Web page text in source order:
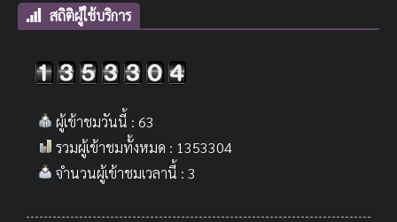
สถิติผู้ใช้บริการ
ผู้เข้าชมวันนี้ : 63
รวมผู้เข้าชมทั้งหมด : 1353304
จำนวนผู้เข้าชมเวลานี้ : 3